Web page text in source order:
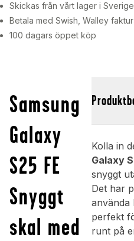
Skickas från vårt lager i Sverige
Betala med Swish, Walley
100 dagars öppet köp
Samsung
Galaxy
S25 FE
Snyggt
skal med
Kolla in
Galaxy
snyggt
Det har
använda
perfekt
runt på